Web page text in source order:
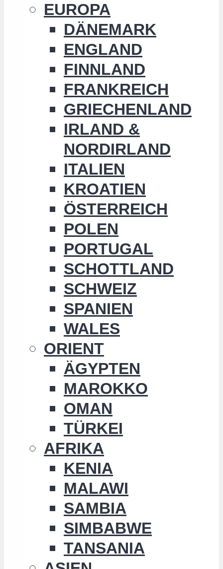
EUROPA
DÄNEMARK
ENGLAND
FINNLAND
FRANKREICH
GRIECHENLAND
IRLAND &
NORDIRLAND
ITALIEN
KROATIEN
ÖSTERREICH
POLEN
PORTUGAL
SCHOTTLAND
SCHWEIZ
SPANIEN
WALES
ORIENT
ÄGYPTEN
MAROKKO
OMAN
TÜRKEI
AFRIKA
KENIA
MALAWI
SAMBIA
SIMBABWE
TANSANIA